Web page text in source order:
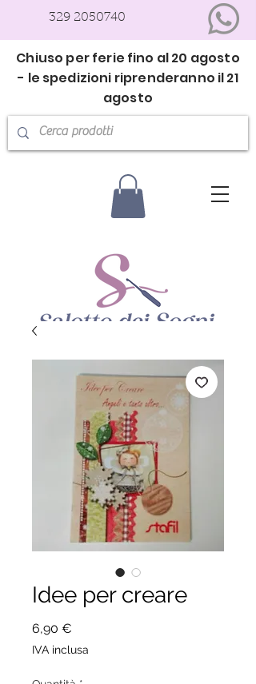
329 2050740
Chiuso per ferie fino al 20 agosto
- le spedizioni riprenderanno il 21
agosto
Idee per creare
6,90 €
IVA inclusa